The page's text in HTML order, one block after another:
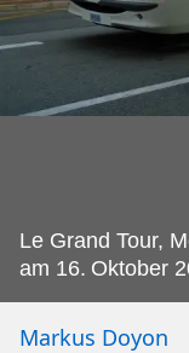
Le Grand Tour,
am 16. Oktober
Markus Doyon